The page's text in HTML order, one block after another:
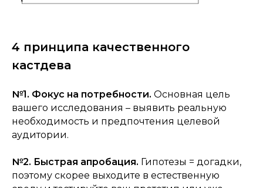
4 принципа качественного
кастдева
№1. Фокус на потребности. Основная цель
вашего исследования – выявить реальную
необходимость и предпочтения целевой
аудитории.
№2. Быстрая апробация. Гипотезы = догадки,
поэтому скорее выходите в естественную